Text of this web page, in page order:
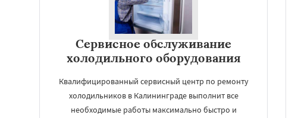
Сервисное обслуживание
холодильного оборудования
Квалифицированный сервисный центр по ремонту
холодильников в Калининграде выполнит все
необходимые работы максимально быстро и